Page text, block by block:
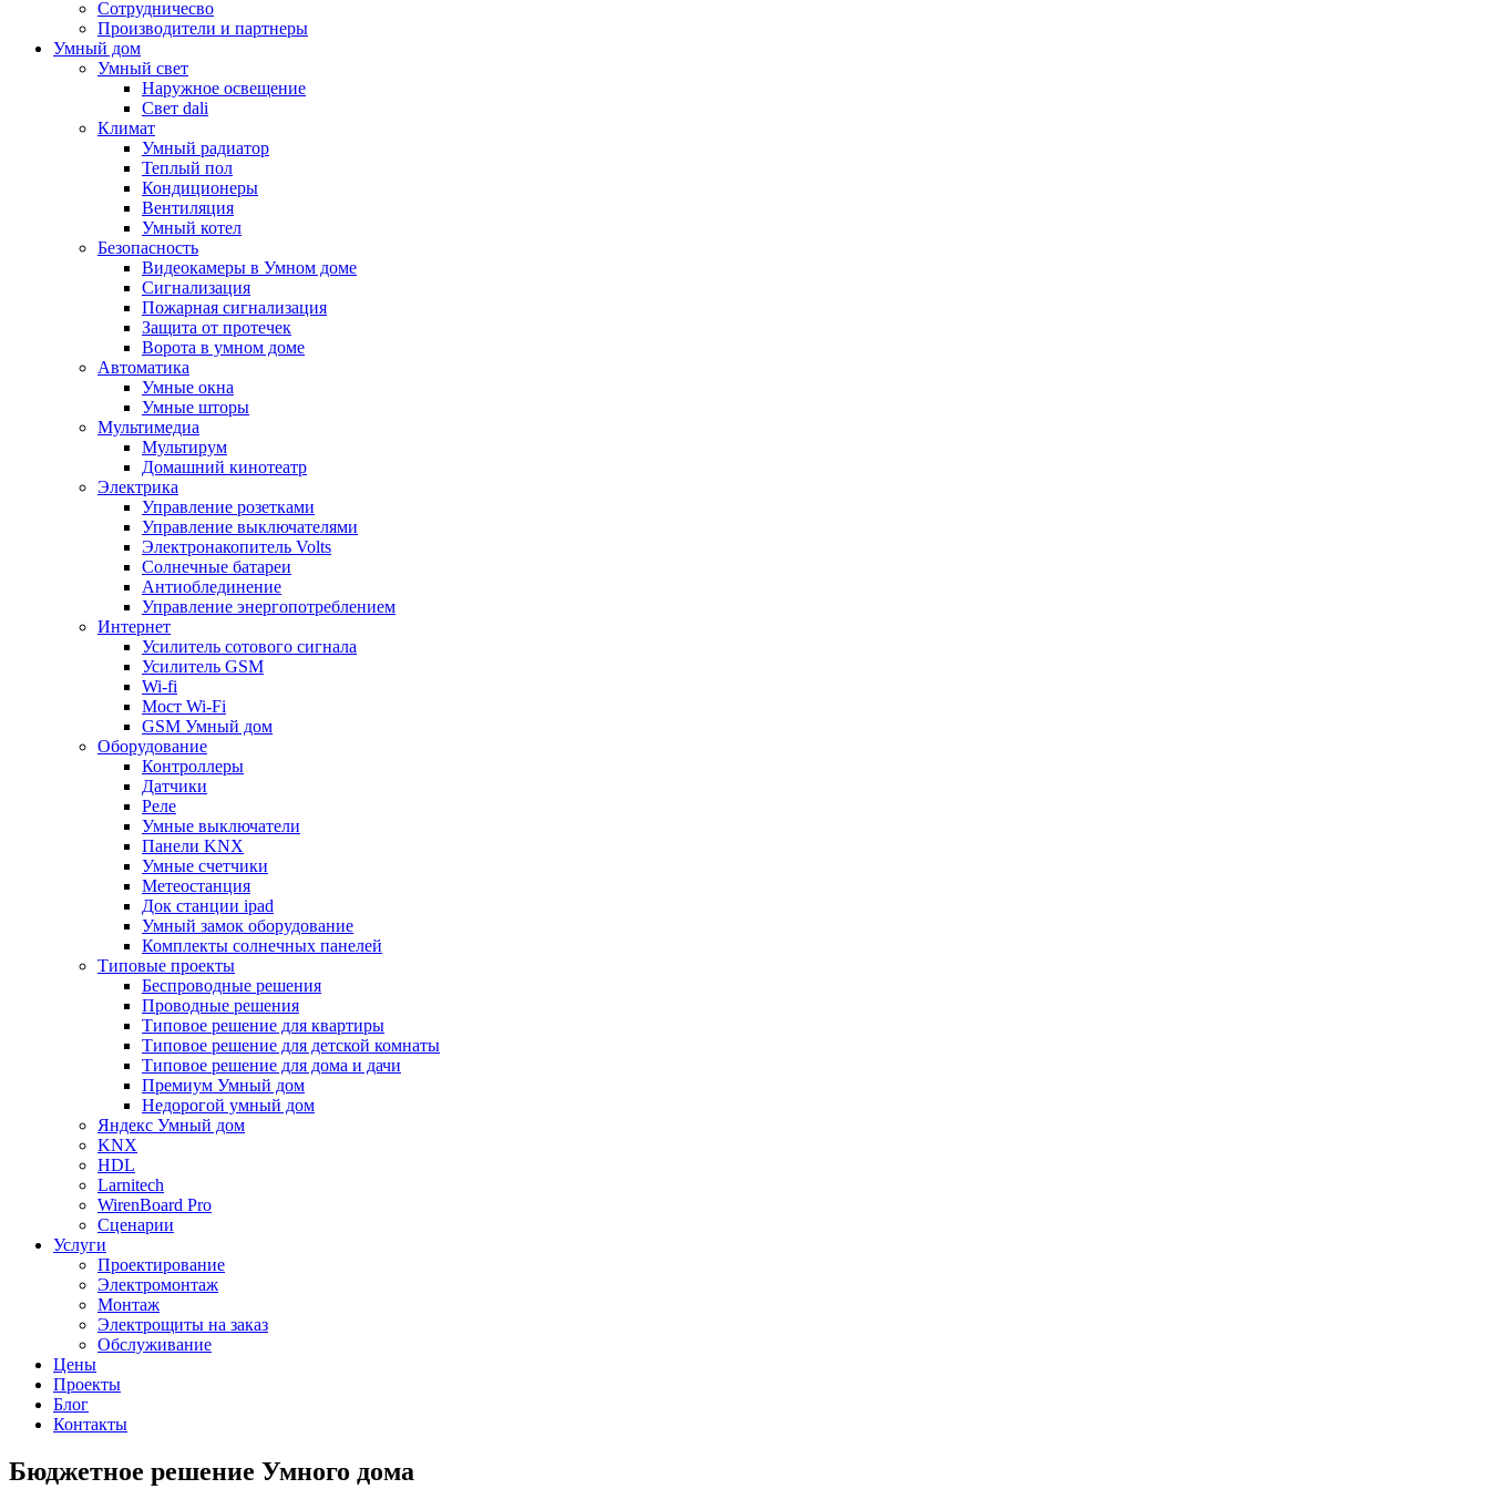
Сотрудничесво
Производители и партнеры
Умный дом
Умный свет
Наружное освещение
Свет dali
Климат
Умный радиатор
Теплый пол
Кондиционеры
Вентиляция
Умный котел
Безопасность
Видеокамеры в Умном доме
Сигнализация
Пожарная сигнализация
Защита от протечек
Ворота в умном доме
Автоматика
Умные окна
Умные шторы
Мультимедиа
Мультирум
Домашний кинотеатр
Электрика
Управление розетками
Управление выключателями
Электронакопитель Volts
Солнечные батареи
Антиоблединение
Управление энергопотреблением
Интернет
Усилитель сотового сигнала
Усилитель GSM
Wi-fi
Мост Wi-Fi
GSM Умный дом
Оборудование
Контроллеры
Датчики
Реле
Умные выключатели
Панели KNX
Умные счетчики
Метеостанция
Док станции ipad
Умный замок оборудование
Комплекты солнечных панелей
Типовые проекты
Беспроводные решения
Проводные решения
Типовое решение для квартиры
Типовое решение для детской комнаты
Типовое решение для дома и дачи
Премиум Умный дом
Недорогой умный дом
Яндекс Умный дом
KNX
HDL
Larnitech
WirenBoard Pro
Сценарии
Услуги
Проектирование
Электромонтаж
Монтаж
Электрощиты на заказ
Обслуживание
Цены
Проекты
Блог
Контакты
Бюджетное решение Умного дома